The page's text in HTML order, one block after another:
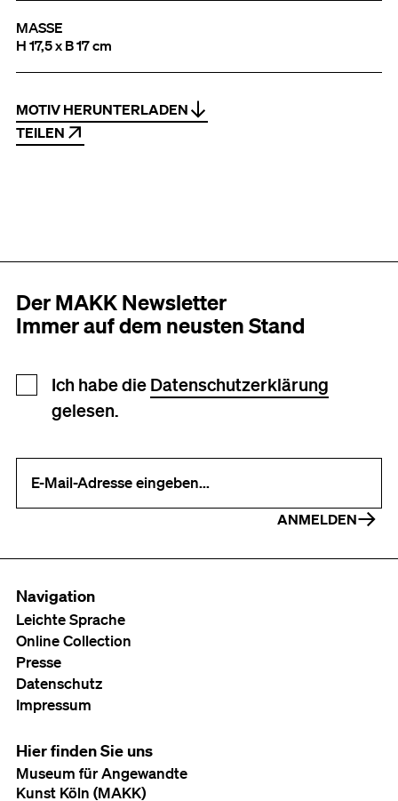
MASSE
H 17,5 x B 17 cm
MOTIV HERUNTERLADEN
TEILEN
Der MAKK Newsletter
Immer auf dem neusten Stand
Newsletter Anmeldung
Ich habe die Datenschutzerklärung
gelesen.
ANMELDEN
Navigation
Leichte Sprache
Online Collection
Presse
Datenschutz
Impressum
Hier finden Sie uns
Museum für Angewandte
Kunst Köln (MAKK)